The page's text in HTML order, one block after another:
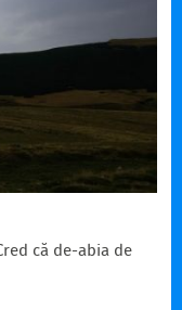
că de-abia de